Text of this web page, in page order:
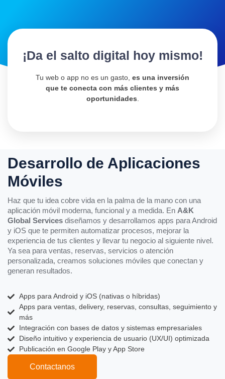
¡Da el salto digital hoy mismo!
Tu web o app no es un gasto, es una inversión
que te conecta con más clientes y más
oportunidades
Desarrollo de Aplicaciones
Móviles
Haz que tu idea cobre vida en la palma de la mano con una
aplicación móvil moderna, funcional y a medida. En A&K
Global Services diseñamos y desarrollamos apps para Android
y iOS que te permiten automatizar procesos, mejorar la
experiencia de tus clientes y llevar tu negocio al siguiente nivel.
Ya sea para ventas, reservas, servicios o atención
personalizada, creamos soluciones móviles que conectan y
generan resultados.
Apps para Android y iOS (nativas o híbridas)
Apps para ventas, delivery, reservas, consultas, seguimiento y
más
Integración con bases de datos y sistemas empresariales
Diseño intuitivo y experiencia de usuario (UX/UI) optimizada
Publicación en Google Play y App Store
Contactanos